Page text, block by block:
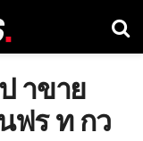
าขาย
ฟร ท กว